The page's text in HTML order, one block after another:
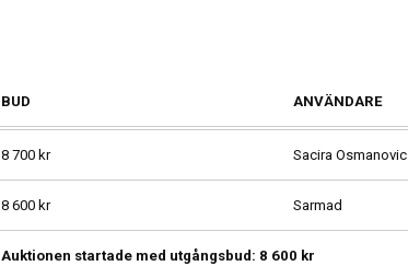
BUD ANVÄNDARE
8 700 kr Sacira Osmanovic
8 600 kr Sarmad
Auktionen startade med utgångsbud: 8 600 kr